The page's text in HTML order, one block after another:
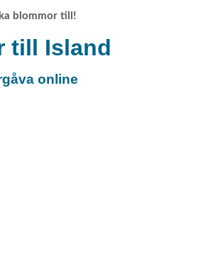
blommor till!
till Island
online